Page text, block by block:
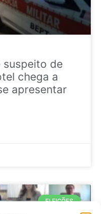
suspeito de
chega a
apresentar
ELEIÇÕES